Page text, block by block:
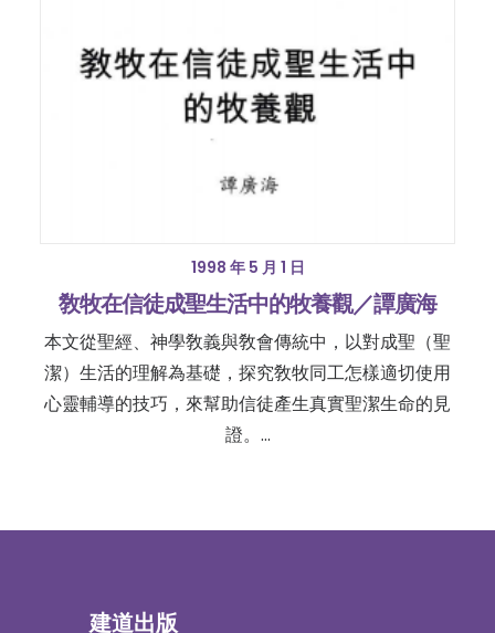
1998 年 5 月 1 日
敎牧在信徒成聖生活中的牧養觀／譚廣海
本文從聖經、神學敎義與敎會傳統中，以對成聖（聖
潔）生活的理解為基礎，探究敎牧同工怎樣適切使用
心靈輔導的技巧，來幫助信徒產生真實聖潔生命的見
證。…
建道出版